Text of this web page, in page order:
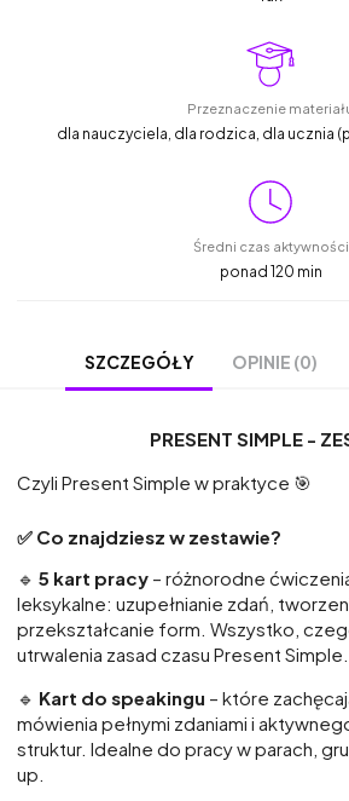
Przeznaczenie
dla nauczyciela, dla rodzica, dla ucznia
Średni czas aktywności
ponad 120 min
SZCZEGÓŁY OPINIE (0)
PRESENT SIMPLE -
Czyli Present Simple w praktyce 🎯
✅ Co znajdziesz w zestawie?
🔹 5 kart pracy – różnorodne
leksykalne: uzupełnianie zdań,
przekształcanie form. Wszystko,
utrwalenia zasad czasu Present Simple.
🔹 Kart do speakingu – które
mówienia pełnymi zdaniami i
struktur. Idealne do pracy w parach,
up.